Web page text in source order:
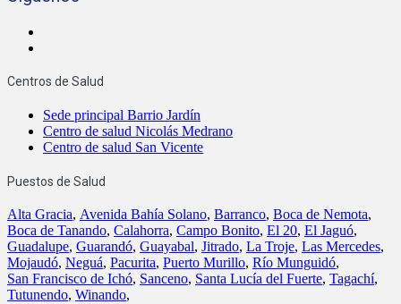
Centros de Salud
Sede principal Barrio Jardín
Centro de salud Nicolás Medrano
Centro de salud San Vicente
Puestos de Salud
Alta Gracia, Avenida Bahía Solano, Barranco, Boca de Nemota,
Boca de Tanando, Calahorra, Campo Bonito, El 20, El Jaguó,
Guadalupe, Guarandó, Guayabal, Jitrado, La Troje, Las Mercedes,
Mojaudó, Neguá, Pacurita, Puerto Murillo, Río Munguidó,
San Francisco de Ichó, Sanceno, Santa Lucía del Fuerte, Tagachí,
Tutunendo, Winando,